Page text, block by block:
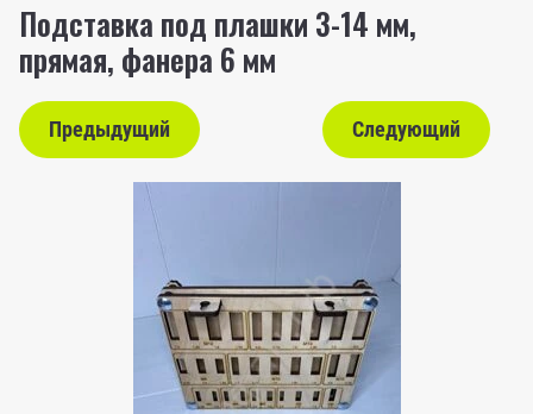
Подставка под плашки 3-14 мм,
прямая, фанера 6 мм
Предыдущий Следующий